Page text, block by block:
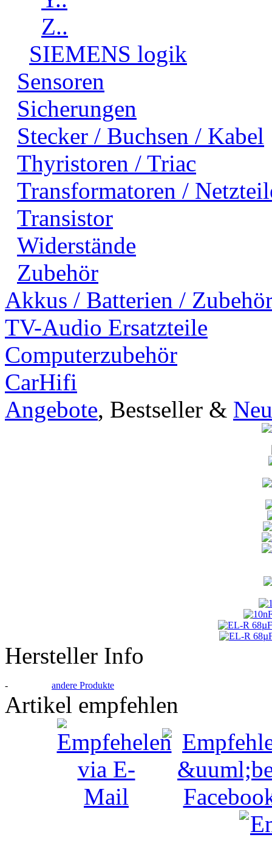
Z..
SIEMENS logik
Sensoren
Sicherungen
Stecker / Buchsen / Kabel
Thyristoren / Triac
Transformatoren /
Transistor
Widerstände
Zubehör
Akkus / Batterien /
TV-Audio Ersatzteile
Computerzubehör
CarHifi
Angebote, Bestseller &
Hersteller Info
- andere Produkte
Artikel empfehlen